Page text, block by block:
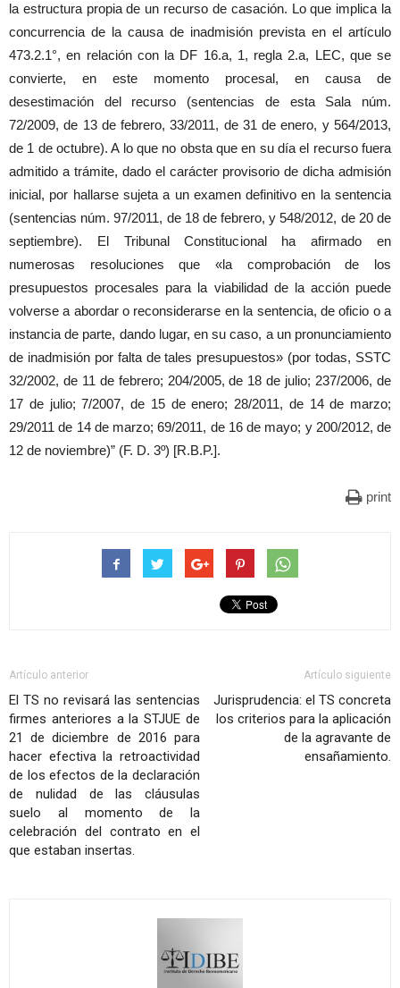
la estructura propia de un recurso de casación. Lo que implica la
concurrencia de la causa de inadmisión prevista en el artículo
473.2.1°, en relación con la DF 16.a, 1, regla 2.a, LEC, que se
convierte, en este momento procesal, en causa de
desestimación del recurso (sentencias de esta Sala núm.
72/2009, de 13 de febrero, 33/2011, de 31 de enero, y 564/2013,
de 1 de octubre). A lo que no obsta que en su día el recurso fuera
admitido a trámite, dado el carácter provisorio de dicha admisión
inicial, por hallarse sujeta a un examen definitivo en la sentencia
(sentencias núm. 97/2011, de 18 de febrero, y 548/2012, de 20 de
septiembre). El Tribunal Constitucional ha afirmado en
numerosas resoluciones que «la comprobación de los
presupuestos procesales para la viabilidad de la acción puede
volverse a abordar o reconsiderarse en la sentencia, de oficio o a
instancia de parte, dando lugar, en su caso, a un pronunciamiento
de inadmisión por falta de tales presupuestos» (por todas, SSTC
32/2002, de 11 de febrero; 204/2005, de 18 de julio; 237/2006, de
17 de julio; 7/2007, de 15 de enero; 28/2011, de 14 de marzo;
29/2011 de 14 de marzo; 69/2011, de 16 de mayo; y 200/2012, de
12 de noviembre)” (F. D. 3º) [R.B.P.].
print
Artículo anterior
El TS no revisará las sentencias
firmes anteriores a la STJUE de
21 de diciembre de 2016 para
hacer efectiva la retroactividad
de los efectos de la declaración
de nulidad de las cláusulas
suelo al momento de la
celebración del contrato en el
que estaban insertas.
Artículo siguiente
Jurisprudencia: el TS concreta
los criterios para la aplicación
de la agravante de
ensañamiento.